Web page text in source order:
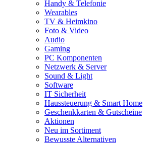
Handy & Telefonie
Wearables
TV & Heimkino
Foto & Video
Audio
Gaming
PC Komponenten
Netzwerk & Server
Sound & Light
Software
IT Sicherheit
Haussteuerung & Smart Home
Geschenkkarten & Gutscheine
Aktionen
Neu im Sortiment
Bewusste Alternativen